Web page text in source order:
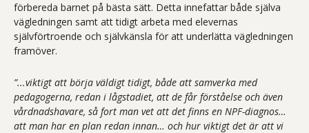
förbereda barnet på bästa sätt. Detta innefattar både själva
vägledningen samt att tidigt arbeta med elevernas
självförtroende och självkänsla för att underlätta vägledningen
framöver.
”...viktigt att börja väldigt tidigt, både att samverka med
pedagogerna, redan i lågstadiet, att de får förståelse och även
vårdnadshavare, så fort man vet att det finns en NPF-diagnos…
att man har en plan redan innan… och hur viktigt det är att vi